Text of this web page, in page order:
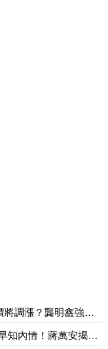
將調漲？龔明鑫強調
知內情！蔣萬安揭